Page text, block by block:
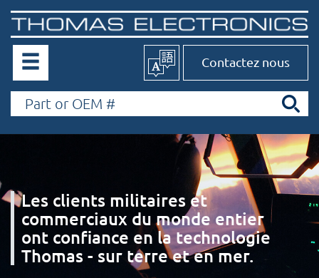
Contactez nous
Les clients militaires et
commerciaux du monde entier
ont confiance en la technologie
Thomas - sur terre et en mer.